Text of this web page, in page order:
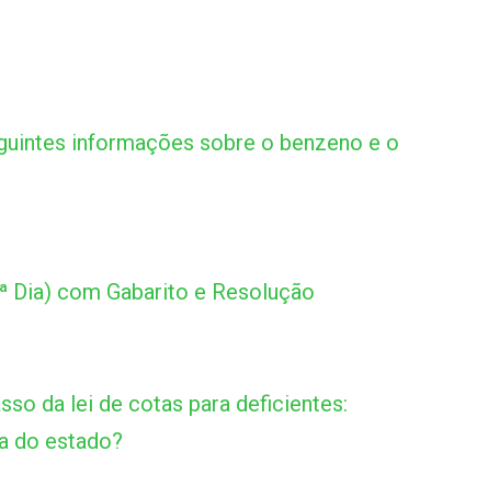
informações sobre o benzeno e o
Dia) com Gabarito e Resolução
da lei de cotas para deficientes:
do estado?